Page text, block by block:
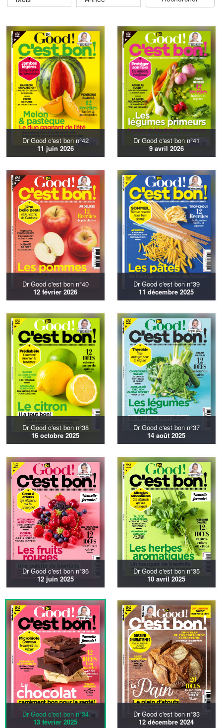
Dr Good c'est bon n°42
11 juin 2026
Dr Good c'est bon n°41
9 avril 2026
Dr Good c'est bon n°40
12 février 2026
Dr Good c'est bon n°39
11 décembre 2025
Dr Good c'est bon n°38
16 octobre 2025
Dr Good c'est bon n°37
14 août 2025
Dr Good c'est bon n°36
12 juin 2025
Dr Good c'est bon n°35
10 avril 2025
Dr Good c'est bon n°34
13 février 2025
Dr Good c'est bon n°33
12 décembre 2024